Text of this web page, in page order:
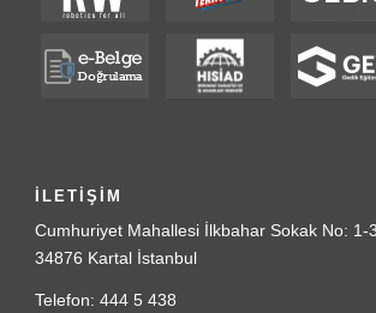
İLETİŞİM
Cumhuriyet Mahallesi İlkbahar Sokak No: 1-
34876 Kartal İstanbul
Telefon: 444 5 438